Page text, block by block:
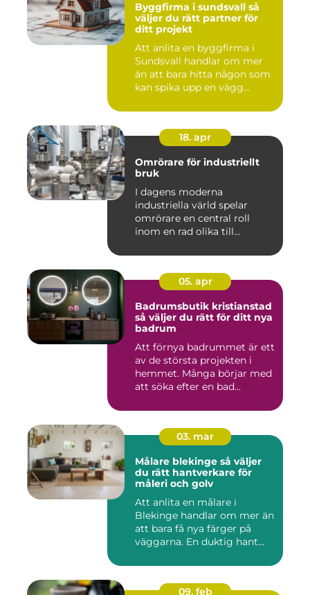
Byggfirma i sundsvall så
väljer du rätt partner för
ditt projekt
Att anlita en byggfirma i
Sundsvall handlar om mer
än att bara hitta någon som
kan spika upp en vägg...
18. apr
Omrörare för industriellt
bruk
I dagens moderna
industriella värld spelar
omrörare en central roll
inom en rad olika till...
05. apr
Badrumsbutik kristianstad
så väljer du rätt för ditt nya
badrum
Att förnya badrummet är ett
av de största projekten i
hemmet. Många börjar med
att söka efter en bad...
03. mar
Målare blekinge så väljer
du rätt hantverkare för
måleri och golv
Att anlita en målare i
Blekinge handlar om mer än
att bara få nya färger på
väggarna. En duktig hant...
09. feb